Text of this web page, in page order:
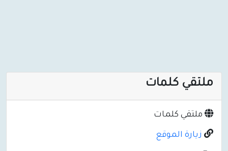
ملتقي كلمات
ملتقي كلمات
زيارة الموقع